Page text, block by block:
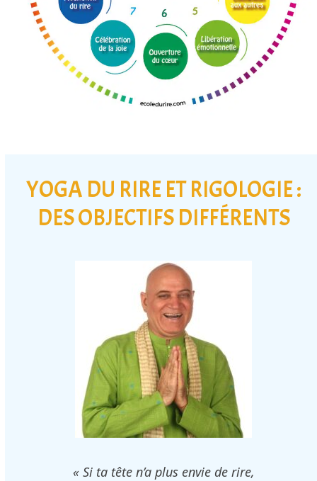
YOGA DU RIRE ET RIGOLOGIE :
DES OBJECTIFS DIFFÉRENTS
« Si ta tête n’a plus envie de rire,